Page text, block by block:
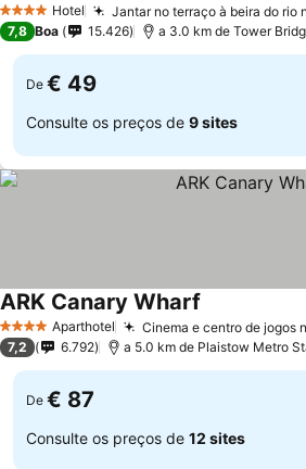
4 EstrelasHotel Jantar no terraço à beira do rio
7,8 Boa 15.426 a 3.0 km de Tower
De € 49
Consulte os preços de 9 sites
4 EstrelasAparthotel Cinema e centro de jogos
ARK Canary Wharf
7,2 6.792 a 5.0 km de Plaistow Metro
De € 87
Consulte os preços de 12 sites